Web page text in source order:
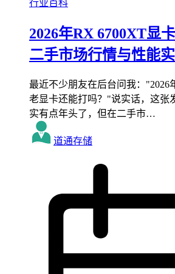
行业百科
2026年RX 6700XT显
二手市场行情与性能
最近不少朋友在后台问我："2026
老显卡还能打吗？"说实话，这张
实有点年头了，但在二手市…
道通存储